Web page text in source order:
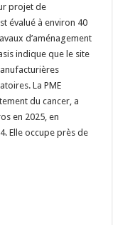
projet de
évalué à environ 40
d’aménagement
indique que le site
La PME
du cancer, a
en 2025, en
Elle occupe près de